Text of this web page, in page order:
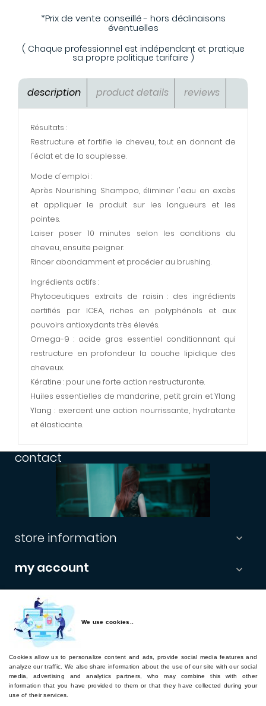
We use cookies..
Cookies allow us to personalize content and ads, provide social media features and
analyze our traffic. We also share information about the use of our site with our social
media, advertising and analytics partners, who may combine this with other
information that you have provided to them or that they have collected during your
use of their services.
*Prix de vente conseillé - hors déclinaisons
éventuelles
( Chaque professionnel est indépendant et pratique
sa propre politique tarifaire )
description product details reviews
Résultats :
Restructure et fortifie le cheveu, tout en donnant de
l'éclat et de la souplesse.
Mode d'emploi :
Après Nourishing Shampoo, éliminer l'eau en excès
et appliquer le produit sur les longueurs et les
pointes.
Laiser poser 10 minutes selon les conditions du
cheveu, ensuite peigner.
Rincer abondamment et procéder au brushing.
Ingrédients actifs :
Phytoceutiques extraits de raisin : des ingrédients
certifiés par ICEA, riches en polyphénols et aux
pouvoirs antioxydants très élevés.
Omega-9 : acide gras essentiel conditionnant qui
restructure en profondeur la couche lipidique des
cheveux.
Kératine : pour une forte action restructurante.
Huiles essentielles de mandarine, petit grain et Ylang
Ylang : exercent une action nourrissante, hydratante
et élasticante.
contact
store information 
my account 
informations
newsletter
Subscribe
Retourner sur hairword.com